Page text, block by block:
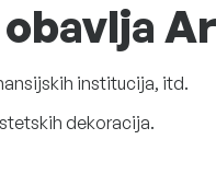
institucija, itd.
dekoracija.